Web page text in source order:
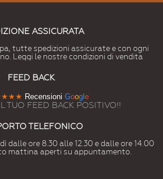
ASSICURATA
tutte spedizioni assicurate e con ogni
Leggi le nostre condizioni di vendita
FEED BACK
Recensioni Googl e
TUO FEED BACK POSITIVO!!
TELEFONICO
dalle ore 8.30 alle 12.30 e dalle ore 14.00
mattina aperti su appuntamento.